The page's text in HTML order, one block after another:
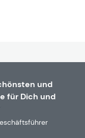
und
für Dich und